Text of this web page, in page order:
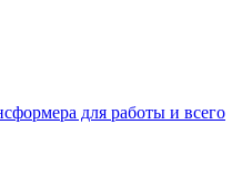
для работы и всего